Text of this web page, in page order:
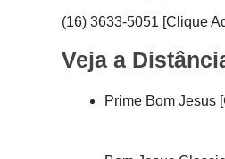
(16) 3633-5051 [Clique
Veja a
Prime Bom Jesus